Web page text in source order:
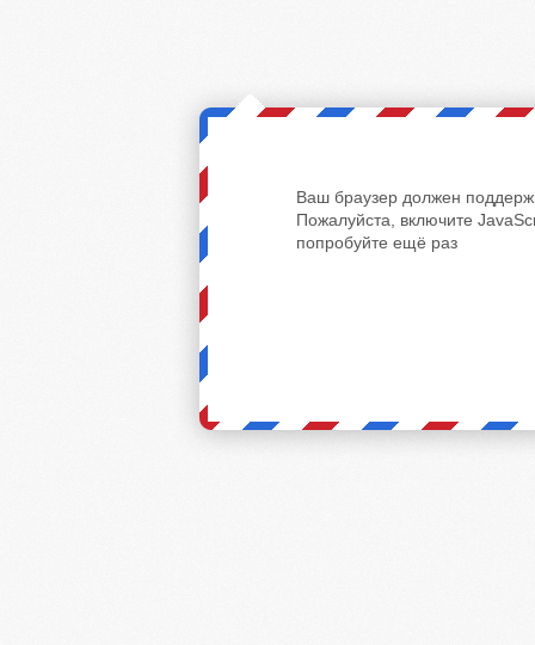
Ваш браузер должен
Пожалуйста, включите
попробуйте ещё раз